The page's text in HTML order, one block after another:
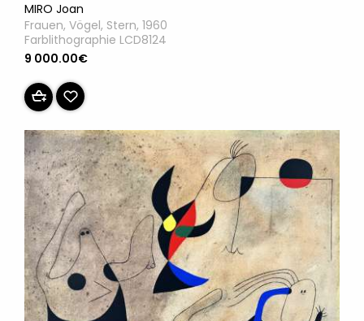
MIRO Joan
Frauen, Vögel, Stern, 1960
Farblithographie LCD8124
9 000.00€